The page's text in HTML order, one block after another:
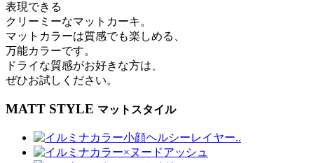
表現できる
クリーミーなマットカーキ。
マットカラーは質感でも楽しめる、
万能カラーです。
ドライな質感がお好きな方は、
ぜひお試しください。
MATT STYLE マットスタイル